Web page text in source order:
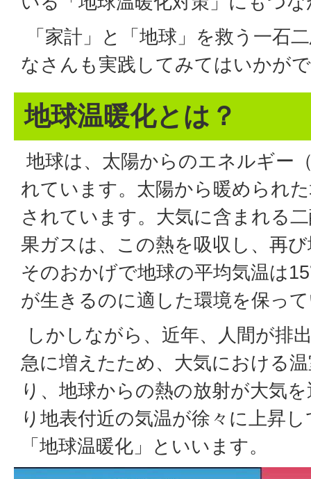
「家計」と「地球」を救う一石
なさんも実践してみてはいかが
地球温暖化とは？
地球は、太陽からのエネルギー
れています。太陽から暖められ
されています。大気に含まれる
果ガスは、この熱を吸収し、再
そのおかげで地球の平均気温は
が生きるのに適した環境を保っ
しかしながら、近年、人間が排
急に増えたため、大気における
り、地球からの熱の放射が大気
り地表付近の気温が徐々に上昇
「地球温暖化」といいます。